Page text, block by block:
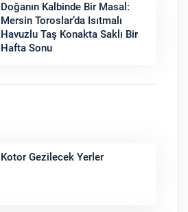
Doğanın Kalbinde Bir Masal:
Mersin Toroslar’da Isıtmalı
Havuzlu Taş Konakta Saklı Bir
Hafta Sonu
Kotor Gezilecek Yerler